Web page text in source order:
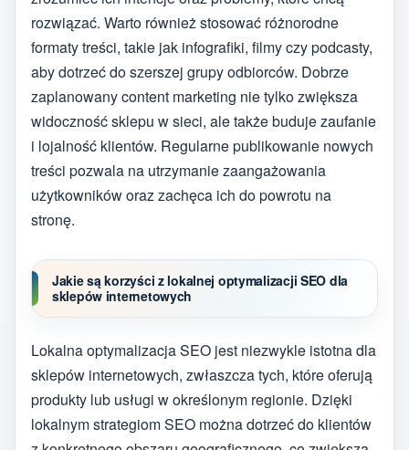
rozwiązać. Warto również stosować różnorodne
formaty treści, takie jak infografiki, filmy czy podcasty,
aby dotrzeć do szerszej grupy odbiorców. Dobrze
zaplanowany content marketing nie tylko zwiększa
widoczność sklepu w sieci, ale także buduje zaufanie
i lojalność klientów. Regularne publikowanie nowych
treści pozwala na utrzymanie zaangażowania
użytkowników oraz zachęca ich do powrotu na
stronę.
Jakie są korzyści z lokalnej optymalizacji SEO dla
sklepów internetowych
Lokalna optymalizacja SEO jest niezwykle istotna dla
sklepów internetowych, zwłaszcza tych, które oferują
produkty lub usługi w określonym regionie. Dzięki
lokalnym strategiom SEO można dotrzeć do klientów